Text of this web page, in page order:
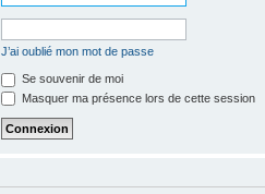
J’ai oublié mon mot de passe
Se souvenir de moi
Masquer ma présence lors de cette session